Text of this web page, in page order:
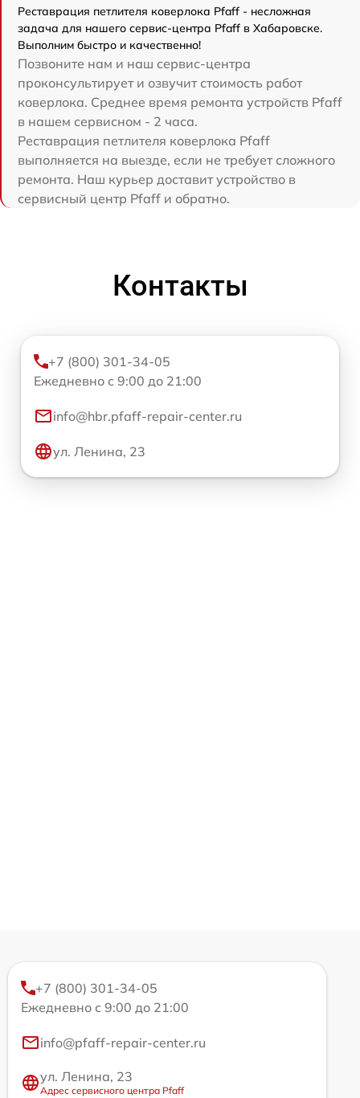
Реставрация петлителя коверлока Pfaff - несложная
задача для нашего сервис-центра Pfaff в Хабаровске.
Выполним быстро и качественно!
Позвоните нам и наш сервис-центра
проконсультирует и озвучит стоимость работ
коверлока. Среднее время ремонта устройств Pfaff
в нашем сервисном - 2 часа.
Реставрация петлителя коверлока Pfaff
выполняется на выезде, если не требует сложного
ремонта. Наш курьер доставит устройство в
сервисный центр Pfaff и обратно.
Контакты
+7 (800) 301-34-05
Ежедневно с 9:00 до 21:00
info@hbr.pfaff-repair-center.ru
ул. Ленина, 23
+7 (800) 301-34-05
Ежедневно с 9:00 до 21:00
info@pfaff-repair-center.ru
ул. Ленина, 23
Адрес сервисного центра Pfaff